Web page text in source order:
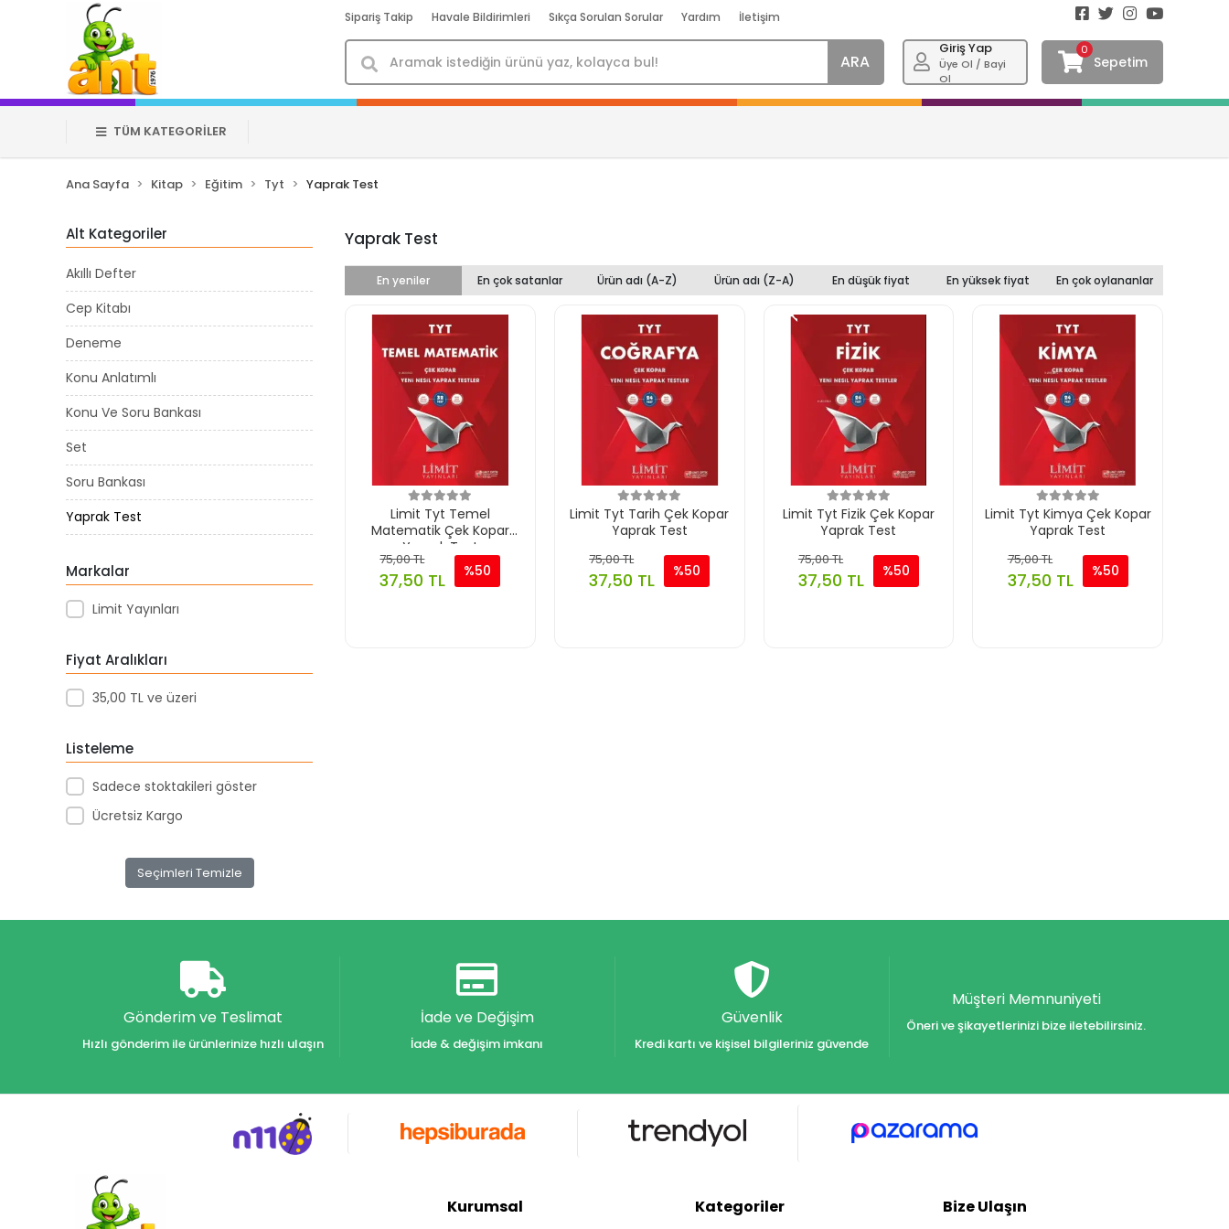
Sipariş Takip Havale Bildirimleri Sıkça Sorulan Sorular Yardım İletişim
ARA
Giriş Yap
Üye Ol / Bayi
Ol
0
Sepetim
TÜM KATEGORİLER
Ana Sayfa Kitap Eğitim Tyt Yaprak Test
Alt Kategoriler
Akıllı Defter
Cep Kitabı
Deneme
Konu Anlatımlı
Konu Ve Soru Bankası
Set
Soru Bankası
Yaprak Test
Markalar
Limit Yayınları
Fiyat Aralıkları
35,00 TL ve üzeri
Listeleme
Sadece stoktakileri göster
Ücretsiz Kargo
Seçimleri Temizle
Yaprak Test
En yeniler En çok satanlar Ürün adı (A-Z) Ürün adı (Z-A) En düşük fiyat En yüksek fiyat En çok oylananlar
Limit Tyt Temel
Matematik Çek Kopar
Yaprak Test
75,00 TL
37,50 TL %50
Limit Tyt Tarih Çek Kopar
Yaprak Test
75,00 TL
37,50 TL %50
Limit Tyt Fizik Çek Kopar
Yaprak Test
75,00 TL
37,50 TL %50
Limit Tyt Kimya Çek Kopar
Yaprak Test
75,00 TL
37,50 TL %50
Gönderim ve Teslimat
Hızlı gönderim ile ürünlerinize hızlı ulaşın
İade ve Değişim
İade & değişim imkanı
Güvenlik
Kredi kartı ve kişisel bilgileriniz güvende
Müşteri Memnuniyeti
Öneri ve şikayetlerinizi bize iletebilirsiniz.
Kurumsal Kategoriler Bize Ulaşın